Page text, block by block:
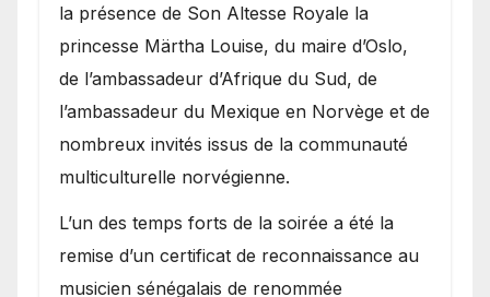
la présence de Son Altesse Royale la
princesse Märtha Louise, du maire d’Oslo,
de l’ambassadeur d’Afrique du Sud, de
l’ambassadeur du Mexique en Norvège et de
nombreux invités issus de la communauté
multiculturelle norvégienne.
​L’un des temps forts de la soirée a été la
remise d’un certificat de reconnaissance au
musicien sénégalais de renommée